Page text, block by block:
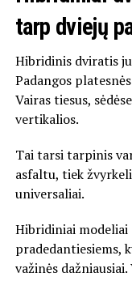
tarp dviejų
Hibridinis dviratis
Padangos
Vairas tiesus,
vertikalios.
Tai tarsi tarpinis
asfaltu, tiek
universaliai.
Hibridiniai modeliai
pradedantiesiems,
važinės